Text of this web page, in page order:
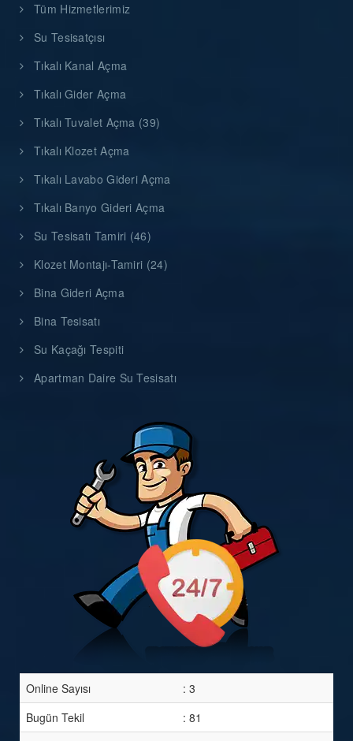
Tüm Hizmetlerimiz
Su Tesisatçısı
Tıkalı Kanal Açma
Tıkalı Gider Açma
Tıkalı Tuvalet Açma (39)
Tıkalı Klozet Açma
Tıkalı Lavabo Gideri Açma
Tıkalı Banyo Gideri Açma
Su Tesisatı Tamiri (46)
Klozet Montajı-Tamiri (24)
Bina Gideri Açma
Bina Tesisatı
Su Kaçağı Tespiti
Apartman Daire Su Tesisatı
Online Sayısı
: 3
Bugün Tekil
: 81